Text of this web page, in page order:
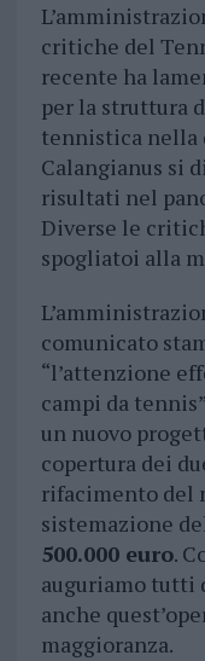
critiche del
recente ha
per la struttura
tennistica nella
Calangianus si
risultati nel
Diverse le
spogliatoi alla
comunicato
“l’attenzione
campi da
un nuovo
copertura dei
rifacimento del
sistemazione
500.000 euro.
auguriamo tutti
anche
maggioranza.